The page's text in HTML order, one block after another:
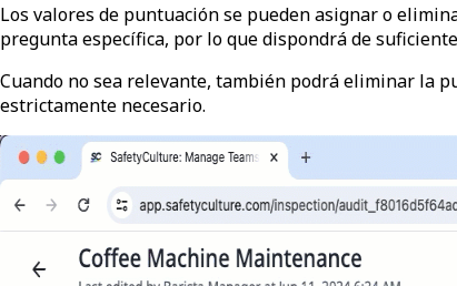
Los valores de puntuación se pueden asignar o
pregunta específica, por lo que dispondrá de
Cuando no sea relevante, también podrá eliminar la
estrictamente necesario.